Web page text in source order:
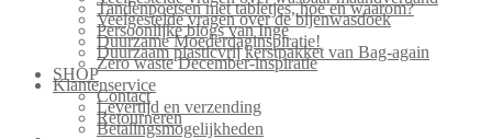
Tandenpoetsen met tabletjes, hoe en waarom?
Veelgestelde vragen over de bijenwasdoek
Persoonlijke blogs van Inge
Duurzame Moederdaginspiratie!
Duurzaam plasticvrij kerstpakket van Bag-again
Zero waste December-inspiratie
SHOP
Klantenservice
Contact
Levertijd en verzending
Retourneren
Betalingsmogelijkheden